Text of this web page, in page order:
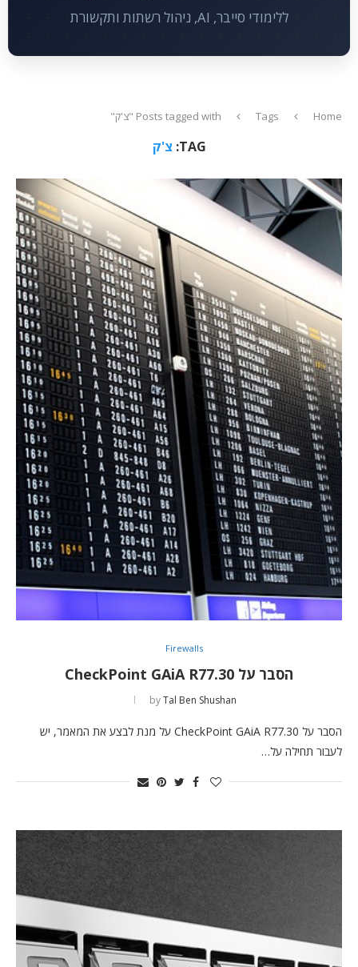
ללימודי סייבר, AI, ניהול רשתות ותקשורת
Home
Tags Posts tagged with "צ'ק"
TAG: צ'ק
Firewalls
הסבר על CheckPoint GAiA R77.30
byTal Ben Shushan
הסבר על CheckPoint GAiA R77.30 על מנת לבצע את המאמר, יש
לעבור תחילה על…